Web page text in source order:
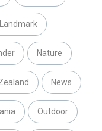
Nature
News
Outdoor